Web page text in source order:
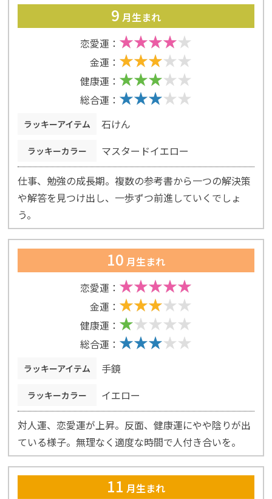
9 月生まれ
恋愛運：
金運：
健康運：
総合運：
ラッキーアイテム 石けん
ラッキーカラー マスタードイエロー
仕事、勉強の成長期。複数の参考書から一つの解決策
や解答を見つけ出し、一歩ずつ前進していくでしょ
う。
10 月生まれ
恋愛運：
金運：
健康運：
総合運：
ラッキーアイテム 手鏡
ラッキーカラー イエロー
対人運、恋愛運が上昇。反面、健康運にやや陰りが出
ている様子。無理なく適度な時間で人付き合いを。
11 月生まれ